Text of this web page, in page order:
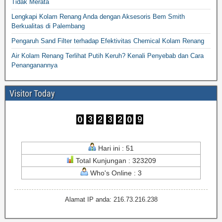
Tidak Merata
Lengkapi Kolam Renang Anda dengan Aksesoris Bem Smith
Berkualitas di Palembang
Pengaruh Sand Filter terhadap Efektivitas Chemical Kolam Renang
Air Kolam Renang Terlihat Putih Keruh? Kenali Penyebab dan Cara
Penanganannya
Visitor Today
Hari ini : 51
Total Kunjungan : 323209
Who's Online : 3
Alamat IP anda: 216.73.216.238